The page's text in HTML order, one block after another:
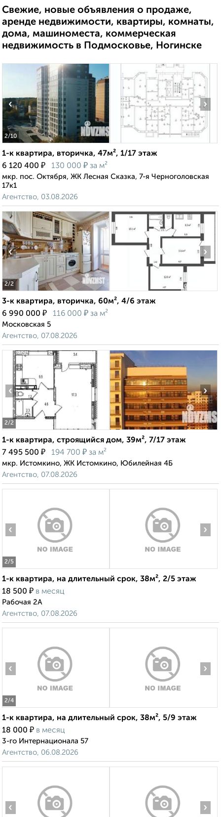
Свежие, новые объявления о продаже,
аренде недвижимости, квартиры, комнаты,
дома, машиноместа, коммерческая
недвижимость в Подмосковье, Ногинске
2/10
‹ ›
1-к квартира, вторичка, 47м², 1/17 этаж
6 120 400 ₽ 130 000 ₽ за м²
мкр. пос. Октября, ЖК Лесная Сказка, 7-я Черноголовская
17к1
Агентство, 03.08.2026
2/2
‹ ›
3-к квартира, вторичка, 60м², 4/6 этаж
6 990 000 ₽ 116 000 ₽ за м²
Московская 5
Агентство, 07.08.2026
2/2
‹ ›
1-к квартира, строящийся дом, 39м², 7/17 этаж
7 495 500 ₽ 194 700 ₽ за м²
мкр. Истомкино, ЖК Истомкино, Юбилейная 4Б
Агентство, 07.08.2026
2/5
‹ ›
1-к квартира, на длительный срок, 38м², 2/5 этаж
18 500 ₽ в месяц
Рабочая 2А
Агентство, 07.08.2026
2/4
‹ ›
1-к квартира, на длительный срок, 38м², 5/9 этаж
18 000 ₽ в месяц
3-го Интернационала 57
Агентство, 06.08.2026
‹ ›